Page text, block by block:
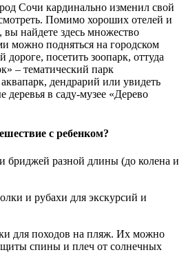
Сочи кардинально изменил свой
Помимо хороших отелей и
вы найдете здесь множество
можно подняться на городском
посетить зоопарк, оттуда
– тематический парк
дендрарий или увидеть
в саду-музее «Дерево
с ребенком?
бриджей разной длины (до колена и
и рубахи для экскурсий и
для походов на пляж. Их можно
спины и плеч от солнечных